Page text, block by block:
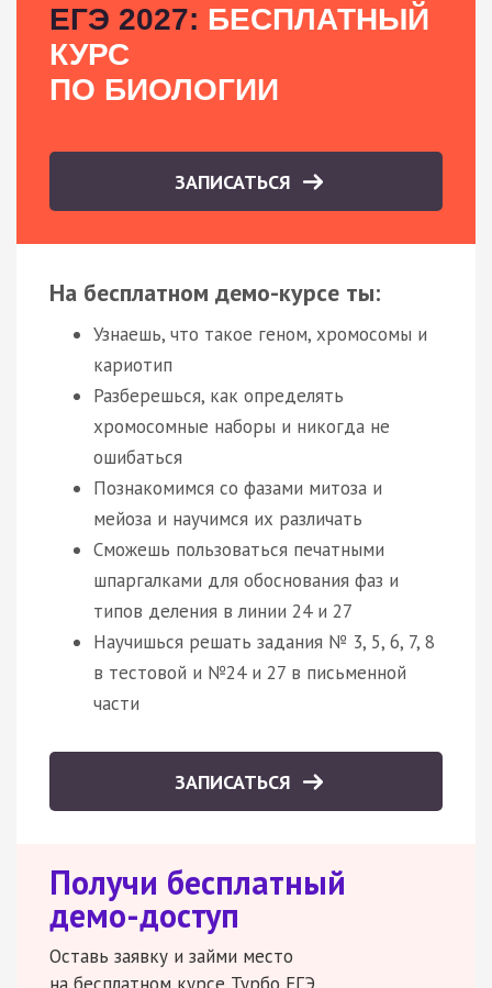
ЕГЭ 2027: БЕСПЛАТНЫЙ
КУРС
ПО БИОЛОГИИ
ЗАПИСАТЬСЯ
На бесплатном демо-курсе ты:
Узнаешь, что такое геном, хромосомы и
кариотип
Разберешься, как определять
хромосомные наборы и никогда не
ошибаться
Познакомимся со фазами митоза и
мейоза и научимся их различать
Сможешь пользоваться печатными
шпаргалками для обоснования фаз и
типов деления в линии 24 и 27
Научишься решать задания № 3, 5, 6, 7, 8
в тестовой и №24 и 27 в письменной
части
ЗАПИСАТЬСЯ
Получи бесплатный
демо-доступ
Оставь заявку и займи место